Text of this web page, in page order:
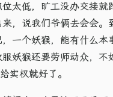
太低，旷工没办交接就
，说我们爷俩去会会。
一个妖猴，能有什么本
妖猴还要劳师动众，不
实权就好了。